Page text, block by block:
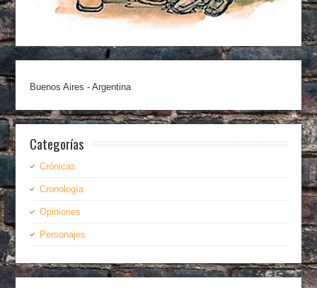
Buenos Aires - Argentina
Categorías
Crónicas
Cronología
Opiniones
Personajes